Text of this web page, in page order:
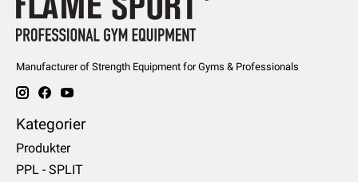
Manufacturer of Strength Equipment for Gyms & Professionals
Kategorier
Produkter
PPL - SPLIT